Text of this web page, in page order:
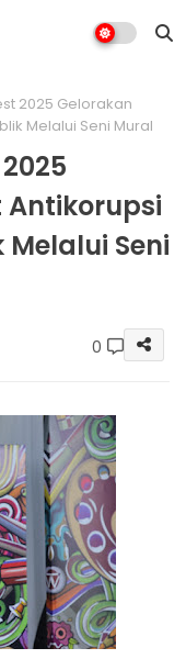
2025 Gelorakan
Melalui Seni Mural
Antikorupsi
Seni
0